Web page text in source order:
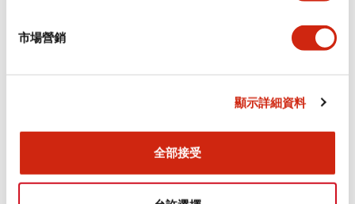
市場營銷
顯示詳細資料
全部接受
文件和檔案
SA2E/SA1E/SA1E-L型 放大器內置型小型光電感測器/
2026/07/23.PDF3.45MB